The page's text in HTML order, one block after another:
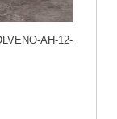
AH-12-